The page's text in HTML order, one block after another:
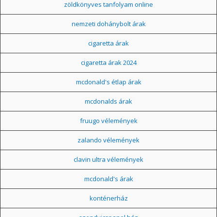
zöldkönyves tanfolyam online
nemzeti dohánybolt árak
cigaretta árak
cigaretta árak 2024
mcdonald's étlap árak
mcdonalds árak
fruugo vélemények
zalando vélemények
clavin ultra vélemények
mcdonald's árak
konténerház